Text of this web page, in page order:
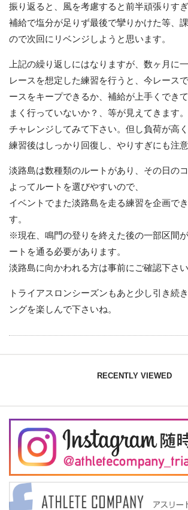
振り返ると、風を考慮すると前半頑張りすぎ
補給で塩分が足りず最後で攣りかけた等、
ので次回にリベンジしようと思います。
上記の繰り返しにはなりますが、数ヶ月に
レースを想定した練習を行うと、今レース
ースをキープできるか、補給が上手くでき
まく行っていないか？、等が見えてきます
チャレンジしてみて下さい。但し負荷が高く
練習後はしっかり回復し、やりすぎにも注意
淡路島は数種類のルートがあり、その日の
よってルートを選びやすいので、
イベントでまた淡路島を走る練習を企画で
す。
※現在、鳴門の登りを終えた後の一部区間
ートを通る必要があります。
淡路島に向かわれる方は事前にご確認下さい
トライアスロンシーズンもあと少し引き続
ングを楽しんで下さいね。
RECENTLY VIEWED